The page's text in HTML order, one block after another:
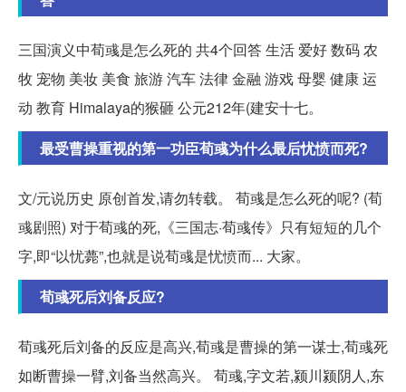
三国演义中荀彧是怎么死的 共4个回答 生活 爱好 数码 农
牧 宠物 美妆 美食 旅游 汽车 法律 金融 游戏 母婴 健康 运
动 教育 Himalaya的猴砸 公元212年(建安十七。
最受曹操重视的第一功臣荀彧为什么最后忧愤而死?
文/元说历史 原创首发,请勿转载。 荀彧是怎么死的呢? (荀
彧剧照) 对于荀彧的死,《三国志·荀彧传》只有短短的几个
字,即“以忧薨”,也就是说荀彧是忧愤而... 大家。
荀彧死后刘备反应?
荀彧死后刘备的反应是高兴,荀彧是曹操的第一谋士,荀彧死
如断曹操一臂,刘备当然高兴。 荀彧,字文若,颍川颍阴人,东